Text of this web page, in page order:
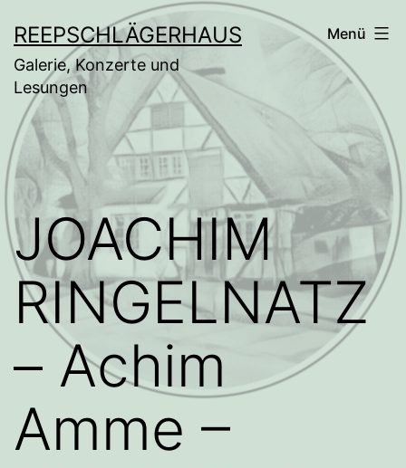
Inhalt
springen
REEPSCHLÄGERHAUS
Galerie, Konzerte und
Lesungen
Menü
JOACHIM
RINGELNATZ
– Achim
Amme –